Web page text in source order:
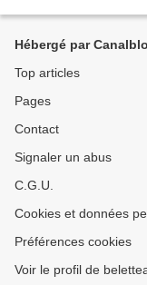
Hébergé par
Top articles
Pages
Contact
Signaler un abus
C.G.U.
Cookies et données
Préférences cookies
Voir le profil de